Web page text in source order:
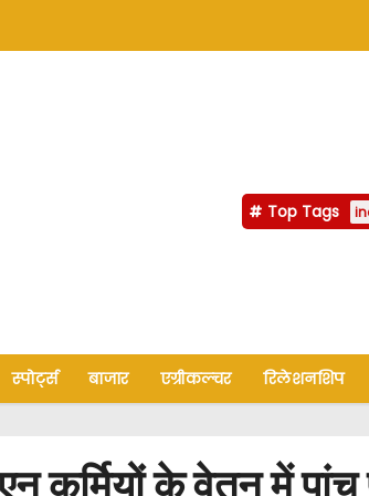
Top Tags
स्पोर्ट्स बाजार एग्रीकल्चर रिलेशनशिप